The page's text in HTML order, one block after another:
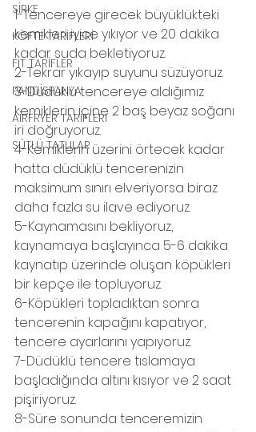
SİRKE
KÖFTE TARİFLERİ
FİT TARİFLER
PANDİSPANYA
AİRFRYER TARİFLERİ
SÜTLÜ TATLILAR
1-Tencereye girecek büyüklükteki
kemikleri iyice yıkıyor ve 20 dakika
kadar suda bekletiyoruz.
2-Tekrar yıkayıp suyunu süzüyoruz.
3-Düdüklü tencereye aldığımız
kemiklerin içine 2 baş beyaz soğanı
iri doğruyoruz.
4-Kemiklerin üzerini örtecek kadar
hatta düdüklü tencerenizin
maksimum sınırı elveriyorsa biraz
daha fazla su ilave ediyoruz.
5-Kaynamasını bekliyoruz,
kaynamaya başlayınca 5-6 dakika
kaynatıp üzerinde oluşan köpükleri
bir kepçe ile topluyoruz.
6-Köpükleri topladıktan sonra
tencerenin kapağını kapatıyor,
tencere ayarlarını yapıyoruz.
7-Düdüklü tencere tıslamaya
başladığında altını kısıyor ve 2 saat
pişiriyoruz.
8-Süre sonunda tenceremizin